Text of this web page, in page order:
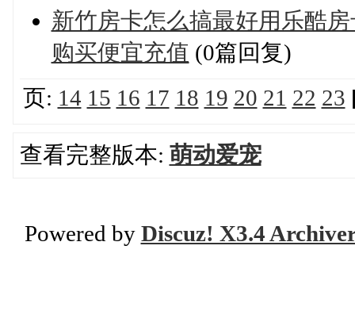
新竹房卡怎么搞最好用乐酷
购买便宜充值 (0篇回复)
页: 14 15 16 17 18 19 20 21 22 23
查看完整版本: 萌动爱宠
Powered by Discuz! X3.4